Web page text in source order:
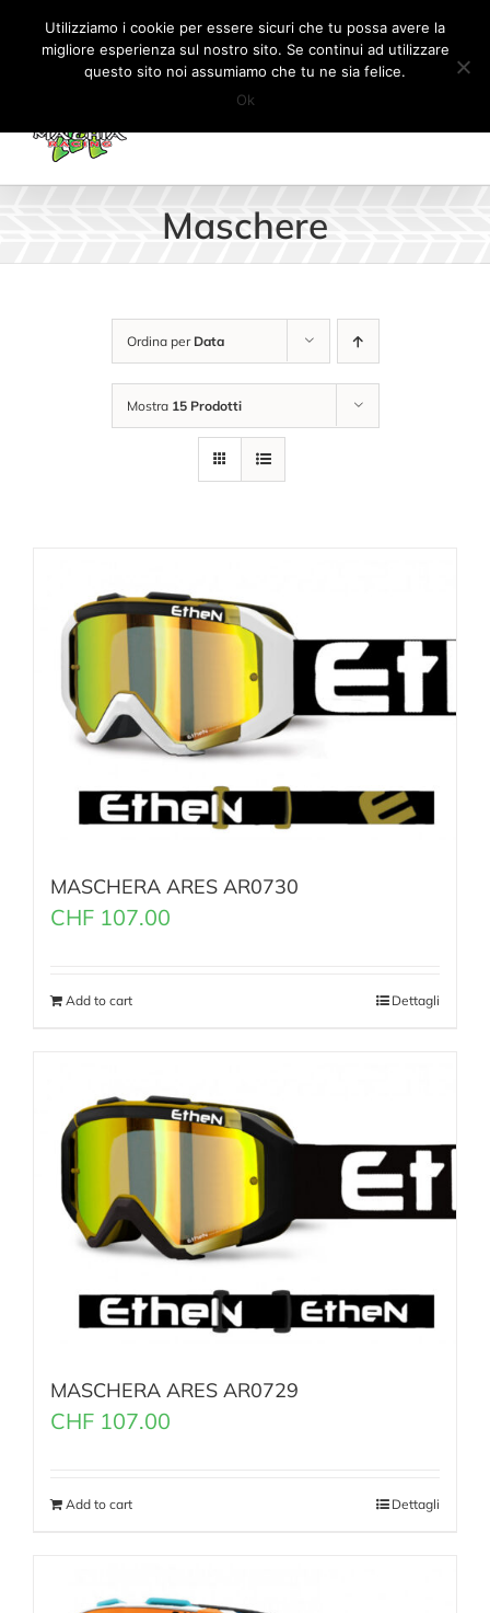
Salta
contenuto
Il mio account CARRELLO
Maschere
Ordina per Data
Mostra 15 Prodotti
MASCHERA ARES AR0730
CHF 107.00
Add to cart Dettagli
MASCHERA ARES AR0729
CHF 107.00
Add to cart Dettagli
Utilizziamo i cookie per essere sicuri che tu possa avere la
migliore esperienza sul nostro sito. Se continui ad utilizzare
questo sito noi assumiamo che tu ne sia felice.
Ok